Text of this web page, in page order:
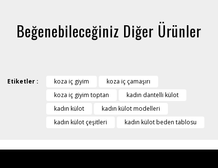
Beğenebileceğiniz Diğer Ürünler
Etiketler : koza iç giyim
koza iç çamaşırı
koza iç giyim toptan
kadın dantelli külot
kadın külot
kadın külot modelleri
kadın külot çeşitleri
kadın külot beden tablosu